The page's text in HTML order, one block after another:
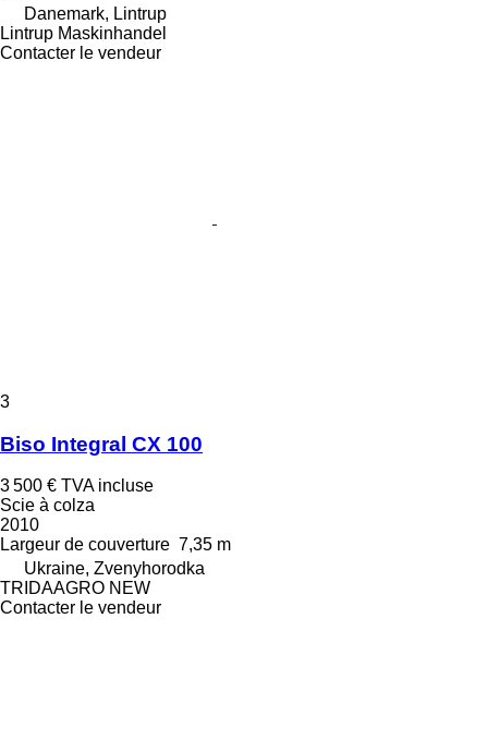
Danemark, Lintrup
Lintrup Maskinhandel
Contacter le vendeur
3
Biso Integral CX 100
3 500 € TVA incluse
Scie à colza
2010
Largeur de couverture 7,35 m
Ukraine, Zvenyhorodka
TRIDAAGRO NEW
Contacter le vendeur